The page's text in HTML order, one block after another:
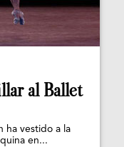
al Ballet
ha vestido a la
en...